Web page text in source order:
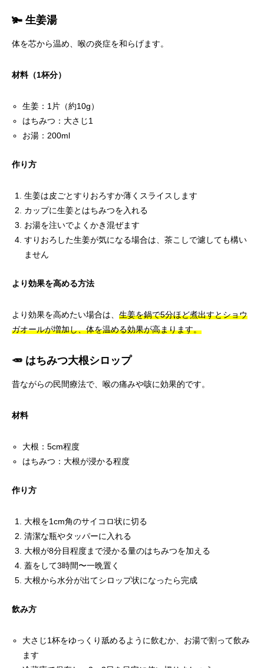
🫚 生姜湯
体を芯から温め、喉の炎症を和らげます。
材料（1杯分）
生姜：1片（約10g）
はちみつ：大さじ1
お湯：200ml
作り方
生姜は皮ごとすりおろすか薄くスライスします
カップに生姜とはちみつを入れる
お湯を注いでよくかき混ぜます
すりおろした生姜が気になる場合は、茶こしで濾しても構い
ません
より効果を高める方法
より効果を高めたい場合は、 生姜を鍋で5分ほど煮出すとショウ
ガオールが増加し、体を温める効果が高まります。
🥕 はちみつ大根シロップ
昔ながらの民間療法で、喉の痛みや咳に効果的です。
材料
大根：5cm程度
はちみつ：大根が浸かる程度
作り方
大根を1cm角のサイコロ状に切る
清潔な瓶やタッパーに入れる
大根が8分目程度まで浸かる量のはちみつを加える
蓋をして3時間〜一晩置く
大根から水分が出てシロップ状になったら完成
飲み方
大さじ1杯をゆっくり舐めるように飲むか、お湯で割って飲み
ます